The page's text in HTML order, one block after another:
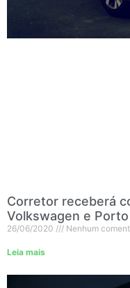
Corretor receberá
Volkswagen e
26/06/2020 Nenhum
Leia mais